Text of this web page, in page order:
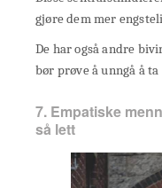
gjøre dem mer
De har også andre
bør prøve å unngå å
7. Empatiske
så lett